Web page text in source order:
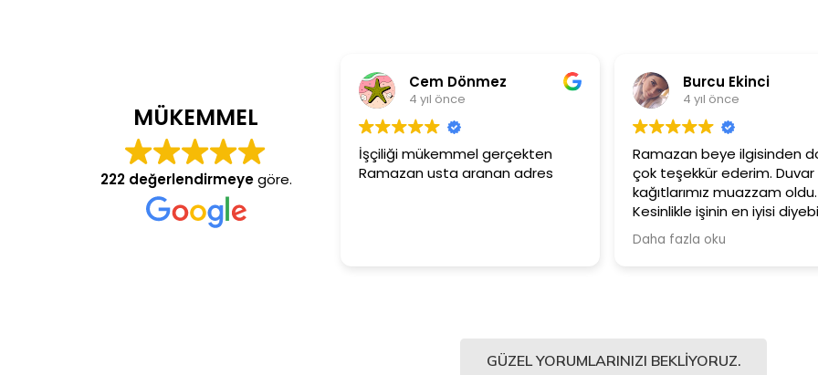
MÜKEMMEL
222 değerlendirmeyegöre.
İşçiliği mükemmel gerçekten
Ramazan usta aranan adres
Burcu Ekinci
Ramazan beye ilgisinden dolayı
çok teşekkür ederim. Duvar
kağıtlarımız muazzam oldu.
Kesinlikle işinin en iyisi diyebilirim.
Şiddetle tavsiye ediyorum.
Ürünler
Güler yüzlü
GÜZEL YORUMLARINIZI BEKLIYORUZ.